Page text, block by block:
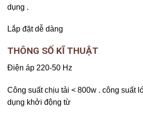
dụng .
Lắp đặt dễ dàng
THÔNG SỐ KĨ THUẬT
Điện áp 220-50 Hz
Công suất chịu tải < 800w . công suất
dụng khởi động từ